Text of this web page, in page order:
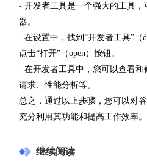
- 开发者工具是一个强大的工具
器。
- 在设置中，找到“开发者工具”（
点击“打开”（open）按钮。
- 在开发者工具中，您可以查看
请求、性能分析等。
总之，通过以上步骤，您可以对
充分利用其功能和提高工作效率。
继续阅读